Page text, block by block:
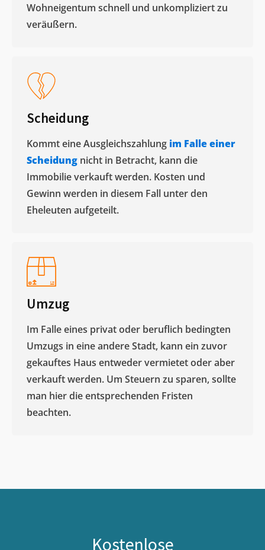
Wohneigentum schnell und unkompliziert zu
veräußern. ​
Scheidung
Kommt eine Ausgleichszahlung im Falle einer
Scheidung nicht in Betracht, kann die
Immobilie verkauft werden. Kosten und
Gewinn werden in diesem Fall unter den
Eheleuten aufgeteilt.​
Umzug
Im Falle eines privat oder beruflich bedingten
Umzugs in eine andere Stadt, kann ein zuvor
gekauftes Haus entweder vermietet oder aber
verkauft werden. Um Steuern zu sparen, sollte
man hier die entsprechenden Fristen
beachten.
Kostenlose